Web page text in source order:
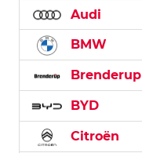
Audi
BMW
Brenderup
BYD
Citroën